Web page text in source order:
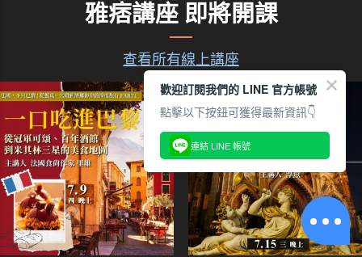
雅痞講座 即將開課
查看所有線上講座
歡迎訂閱我們的 LINE 官方帳號
點擊以下按鈕可獲得最新資訊👇
連結 LINE 帳號